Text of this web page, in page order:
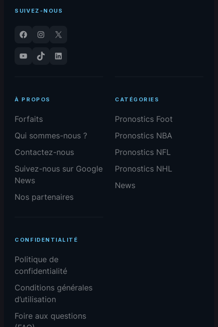
SUIVEZ-NOUS
Facebook Instagram
X
YouTube
TikTok LinkedIn
À PROPOS
Forfaits
Qui sommes-nous ?
Contactez-nous
Suivez-nous sur Google
News
Nos partenaires
CATÉGORIES
Pronostics Foot
Pronostics NBA
Pronostics NFL
Pronostics NHL
News
CONFIDENTIALITÉ
Politique de
confidentialité
Conditions générales
d’utilisation
Foire aux questions